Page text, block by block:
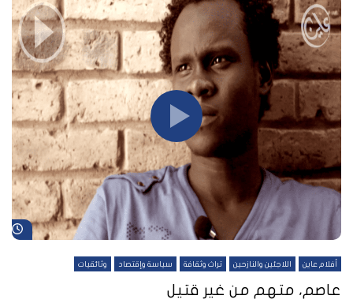
أفلام عاين اللاجئين والنازحين تراث وثقافة سياسة وإقتصاد وثائقيات
عاصم، متهم من غير قتيل